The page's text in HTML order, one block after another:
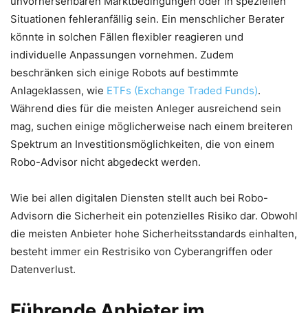
Situationen fehleranfällig sein. Ein menschlicher Berater
könnte in solchen Fällen flexibler reagieren und
individuelle Anpassungen vornehmen. Zudem
beschränken sich einige Robots auf bestimmte
Anlageklassen, wie ETFs (Exchange Traded Funds).
Während dies für die meisten Anleger ausreichend sein
mag, suchen einige möglicherweise nach einem breiteren
Spektrum an Investitionsmöglichkeiten, die von einem
Robo-Advisor nicht abgedeckt werden.
Wie bei allen digitalen Diensten stellt auch bei Robo-
Advisorn die Sicherheit ein potenzielles Risiko dar. Obwohl
die meisten Anbieter hohe Sicherheitsstandards einhalten,
besteht immer ein Restrisiko von Cyberangriffen oder
Datenverlust.